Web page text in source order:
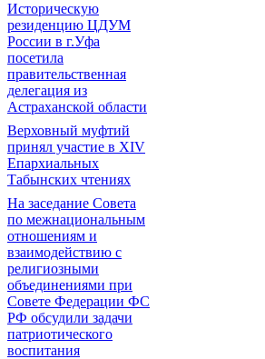
Историческую
резиденцию ЦДУМ
России в г.Уфа
посетила
правительственная
делегация из
Астраханской области
Верховный муфтий
принял участие в ХIV
Епархиальных
Табынских чтениях
На заседание Совета
по межнациональным
отношениям и
взаимодействию с
религиозными
объединениями при
Совете Федерации ФС
РФ обсудили задачи
патриотического
воспитания